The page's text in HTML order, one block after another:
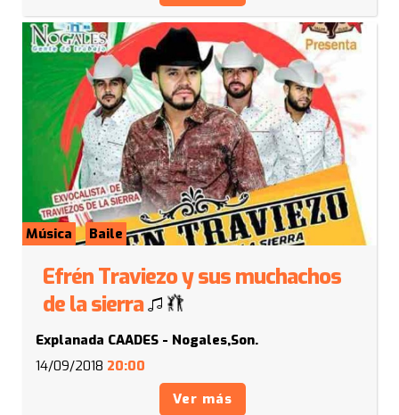
Música Baile
Efrén Traviezo y sus muchachos
de la sierra
Explanada CAADES - Nogales,Son.
14/09/2018 20:00
Ver más